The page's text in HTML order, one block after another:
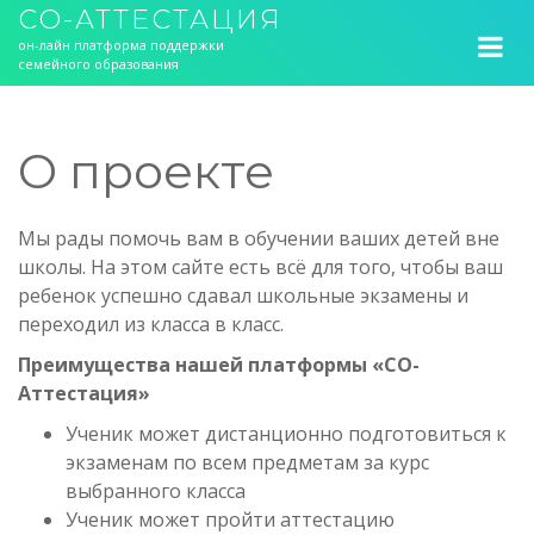
СО-АТТЕСТАЦИЯ
он-лайн платформа поддержки
семейного образования
О проекте
Мы рады помочь вам в обучении ваших детей вне
школы. На этом сайте есть всё для того, чтобы ваш
ребенок успешно сдавал школьные экзамены и
переходил из класса в класс.
Преимущества нашей платформы «СО-
Аттестация»
Ученик может дистанционно подготовиться к
экзаменам по всем предметам за курс
выбранного класса
Ученик может пройти аттестацию